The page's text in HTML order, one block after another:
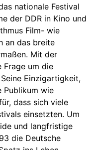
nationale Festival
der DDR in Kino und
Film- wie
an das breite
Mit der
Frage um die
Einzigartigkeit,
Publikum wie
dass sich viele
einsetzten. Um
und langfristige
die Deutsche